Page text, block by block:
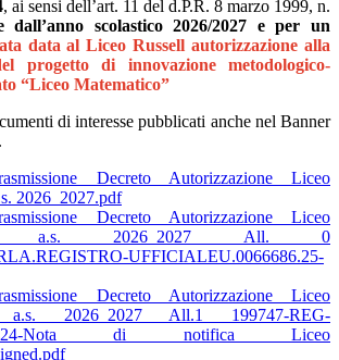
, ai sensi dell’art. 11 del d.P.R. 8 marzo 1999, n.
dall’anno scolastico 2026/2027 e per un
data al Liceo Russell autorizzazione alla
progetto di innovazione metodologico-
“Liceo Matematico”
di interesse pubblicati anche nel Banner
Decreto Autorizzazione Liceo
2026_2027.pdf
Decreto Autorizzazione Liceo
a.s. 2026_2027 All. 0
UFFICIALEU.0066686.25-
Decreto Autorizzazione Liceo
a.s. 2026_2027 All.1 199747-REG-
Nota di notifica Liceo